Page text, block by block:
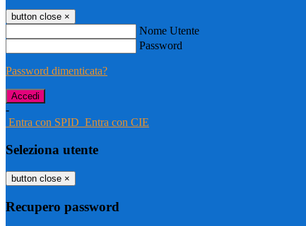
button close ×
Nome Utente
Password
Password dimenticata?
-
Entra con SPID Entra con CIE
Seleziona utente
button close ×
Recupero password